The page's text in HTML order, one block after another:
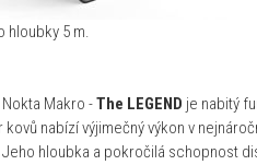
hloubky 5 m.
Makro -The LEGEND je nabitý
nabízí výjimečný výkon v
hloubka a pokročilá schopnost